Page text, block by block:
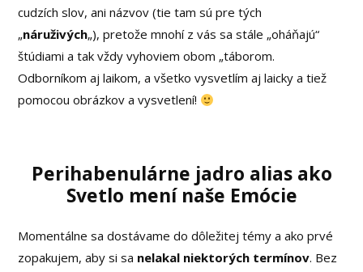
cudzích slov, ani názvov (tie tam sú pre tých
„náruživých„), pretože mnohí z vás sa stále „oháňajú“
štúdiami a tak vždy vyhoviem obom „táborom.
Odborníkom aj laikom, a všetko vysvetlím aj laicky a tiež
pomocou obrázkov a vysvetlení!
Perihabenulárne jadro alias ako
Svetlo mení naše Emócie
Momentálne sa dostávame do dôležitej témy a ako prvé
zopakujem, aby si sa nelakal niektorých termínov. Bez